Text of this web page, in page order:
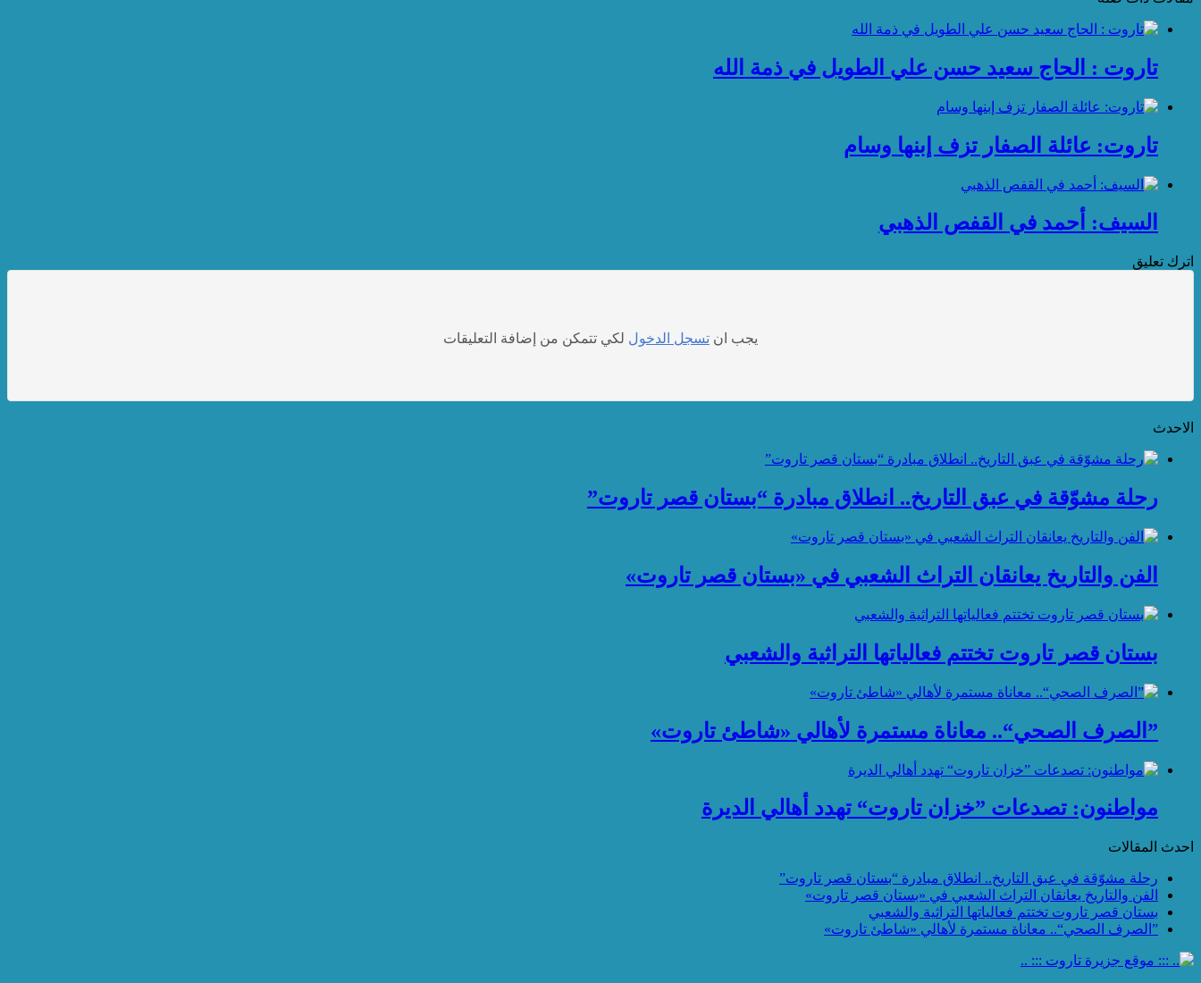
تاروت : الحاج سعيد حسن علي الطويل في ذمة الله
تاروت: عائلة الصفار تزف إبنها وسام
السيف: أحمد في القفص الذهبي
اترك تعليق
يجب ان تسجل الدخول لكي تتمكن من إضافة التعليقات
الاحدث
رحلة مشوّقة في عبق التاريخ.. انطلاق مبادرة “بستان قصر تاروت”
الفن والتاريخ يعانقان التراث الشعبي في «بستان قصر تاروت»
بستان قصر تاروت تختتم فعالياتها التراثية والشعبي
”الصرف الصحي“.. معاناة مستمرة لأهالي «شاطئ تاروت»
مواطنون: تصدعات ”خزان تاروت“ تهدد أهالي الديرة
احدث المقالات
رحلة مشوّقة في عبق التاريخ.. انطلاق مبادرة “بستان قصر تاروت”
الفن والتاريخ يعانقان التراث الشعبي في «بستان قصر تاروت»
بستان قصر تاروت تختتم فعالياتها التراثية والشعبي
”الصرف الصحي“.. معاناة مستمرة لأهالي «شاطئ تاروت»